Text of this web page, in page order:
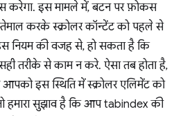
करेगा. इस मामले में, बटन पर फ़ोकस
करके स्क्रोलर कॉन्टेंट को पहले से
नियम की वजह से, हो सकता है कि
तरीके से काम न करे. ऐसा तब होता है,
इस स्थिति में स्क्रोलर एलिमेंट को
हमारा सुझाव है कि आप tabindex की